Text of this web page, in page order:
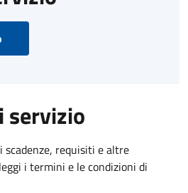
servizio
scadenze, requisiti e altre
i termini e le condizioni di